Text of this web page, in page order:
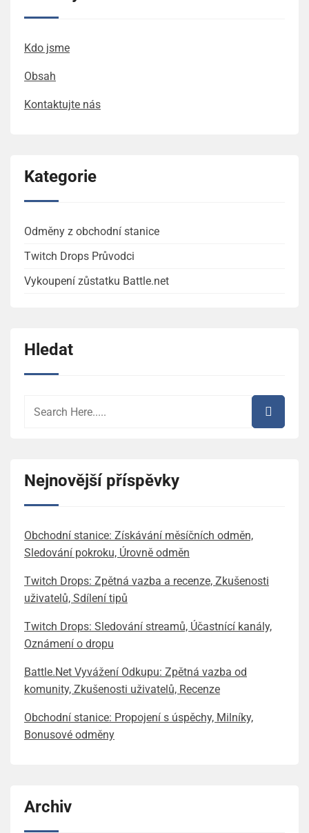
Kdo jsme
Obsah
Kontaktujte nás
Kategorie
Odměny z obchodní stanice
Twitch Drops Průvodci
Vykoupení zůstatku Battle.net
Hledat
Nejnovější příspěvky
Obchodní stanice: Získávání měsíčních odměn,
Sledování pokroku, Úrovně odměn
Twitch Drops: Zpětná vazba a recenze, Zkušenosti
uživatelů, Sdílení tipů
Twitch Drops: Sledování streamů, Účastnící kanály,
Oznámení o dropu
Battle.Net Vyvážení Odkupu: Zpětná vazba od
komunity, Zkušenosti uživatelů, Recenze
Obchodní stanice: Propojení s úspěchy, Milníky,
Bonusové odměny
Archiv